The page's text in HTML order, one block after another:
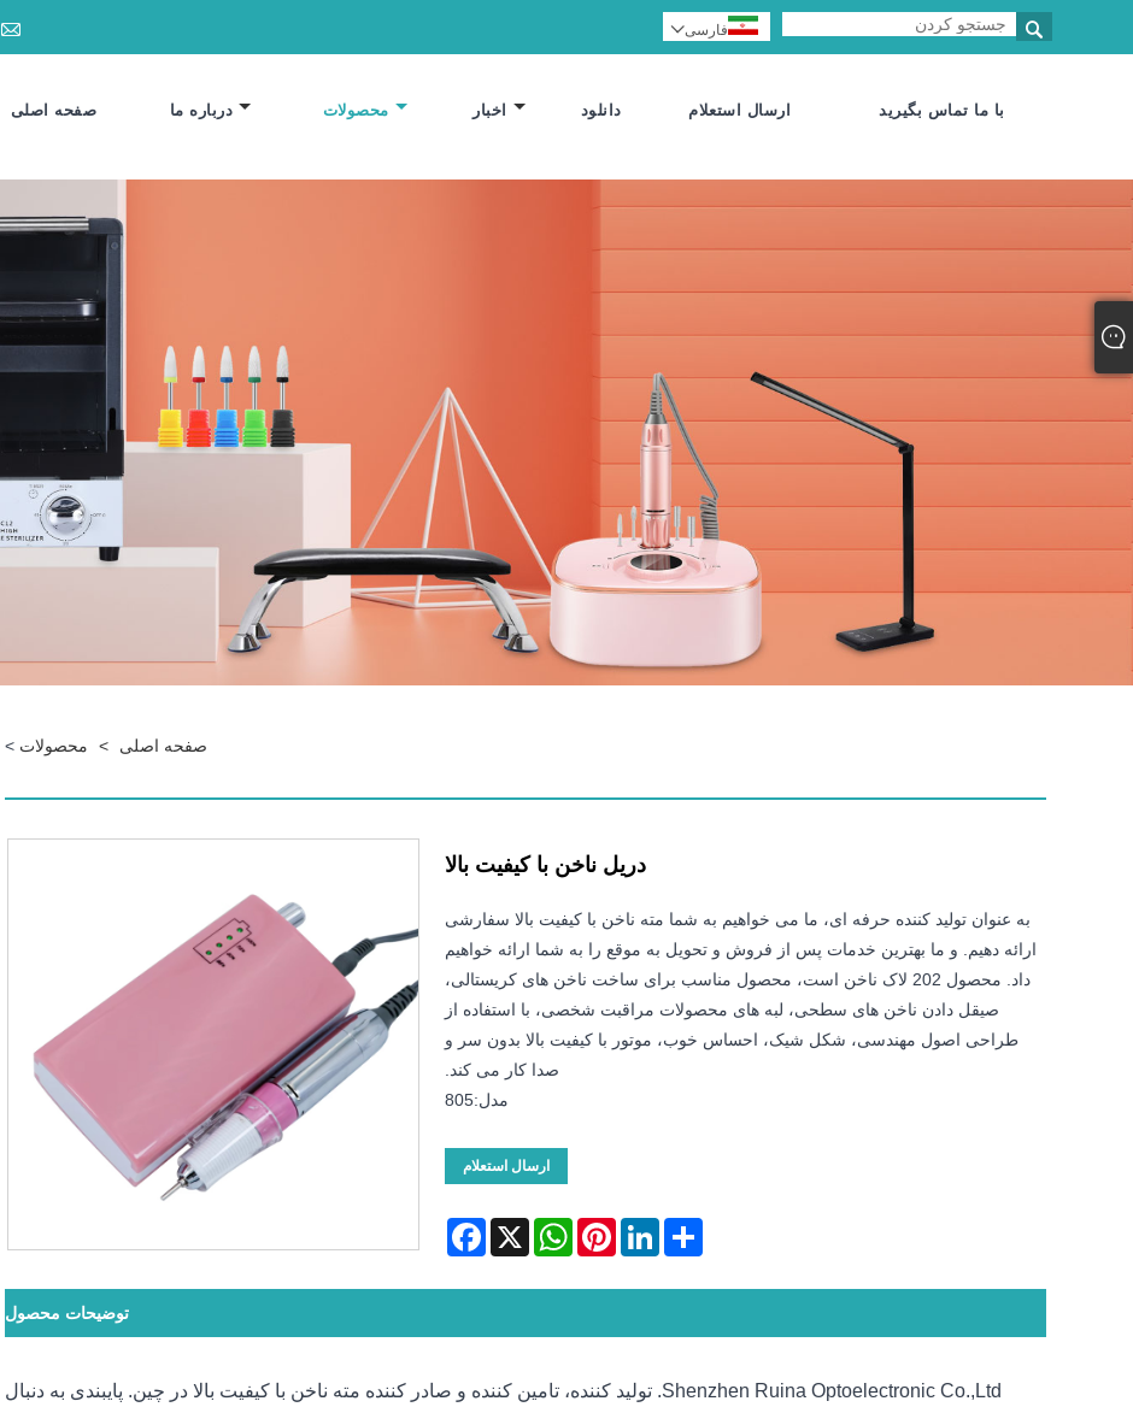
  فارسی
صفحه اصلی درباره ما محصولات اخبار دانلود ارسال استعلام با ما تماس بگیرید
صفحه اصلی > محصولات >
دریل ناخن با کیفیت بالا
به عنوان تولید کننده حرفه ای، ما می خواهیم به شما مته ناخن با کیفیت بالا سفارشی
ارائه دهیم. و ما بهترین خدمات پس از فروش و تحویل به موقع را به شما ارائه خواهیم
داد. محصول 202 لاک ناخن است، محصول مناسب برای ساخت ناخن های کریستالی،
صیقل دادن ناخن های سطحی، لبه های محصولات مراقبت شخصی، با استفاده از
طراحی اصول مهندسی، شکل شیک، احساس خوب، موتور با کیفیت بالا بدون سر و
صدا کار می کند.
مدل:805
ارسال استعلام
Facebook X
WhatsAppPinterestLinkedInShare
توضیحات محصول
Shenzhen Ruina Optoelectronic Co.,Ltd. تولید کننده، تامین کننده و صادر کننده مته ناخن با کیفیت بالا در چین. پایبندی به دنبال